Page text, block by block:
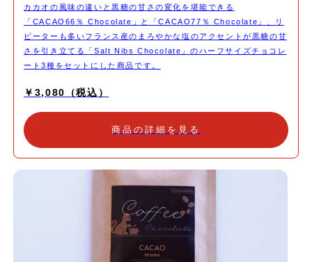
カカオの風味の違いと黒糖の甘さの変化を堪能できる
「CACAO66％ Chocolate」と「CACAO77％ Chocolate」、リ
ピーターも多いフランス産のまろやかな塩のアクセントが黒糖の甘
さを引き立てる「Salt Nibs Chocolate」のハーフサイズチョコレ
ート3種をセットにした商品です。
￥3,080（税込）
商品の詳細を見る